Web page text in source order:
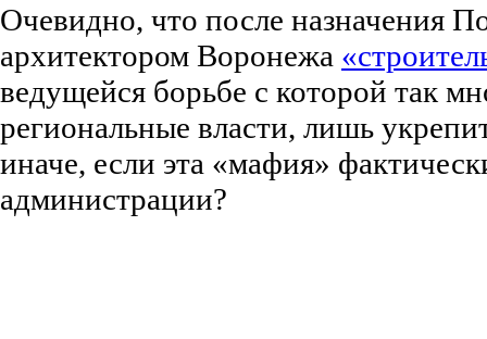
Очевидно, что после назначения
архитектором Воронежа
ведущейся борьбе с которой так
региональные власти, лишь
иначе, если эта «мафия»
администрации?